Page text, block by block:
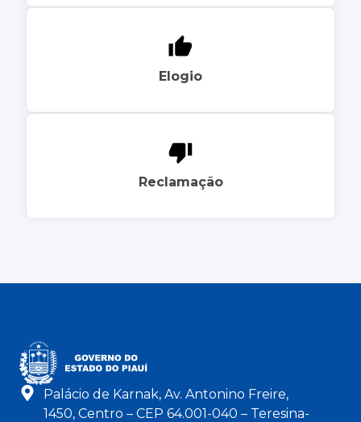
Elogio
Reclamação
Palácio de Karnak, Av. Antonino Freire,
1450, Centro – CEP 64.001-040 – Teresina-